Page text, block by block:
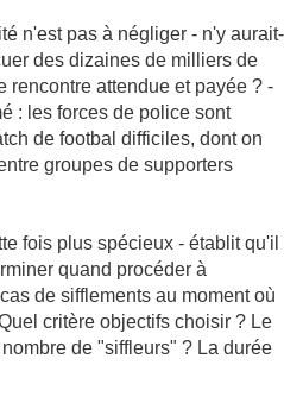
n'est pas à négliger - n'y aurait-
des dizaines de milliers de
rencontre attendue et payée ? -
: les forces de police sont
de footbal difficiles, dont on
groupes de supporters
fois plus spécieux - établit qu'il
quand procéder à
de sifflements au moment où
critère objectifs choisir ? Le
de "siffleurs" ? La durée